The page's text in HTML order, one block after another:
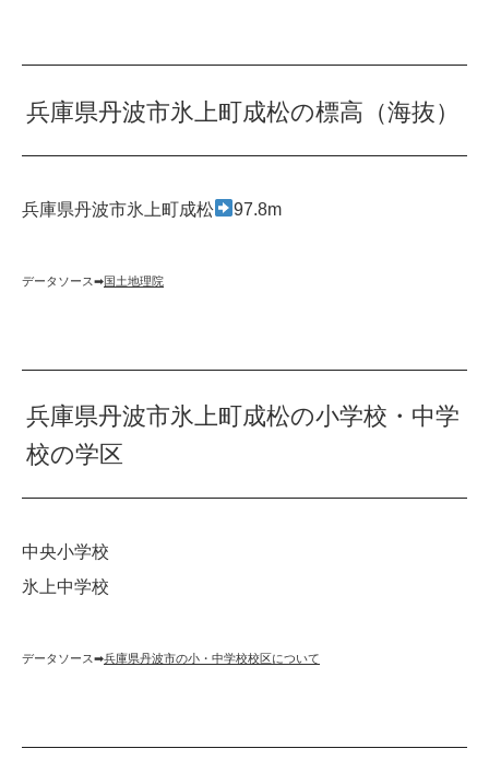
兵庫県丹波市氷上町成松の標高（海抜）
兵庫県丹波市氷上町成松 97.8m
データソース➡︎国土地理院
兵庫県丹波市氷上町成松の小学校・中学
校の学区
中央小学校
氷上中学校
データソース➡︎兵庫県丹波市の小・中学校校区について